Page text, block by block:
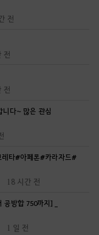
전
전
전
니다~ 많은 관심
레타#아페론#카라자드#
18 시간 전
방합 750까지] _
1 일 전